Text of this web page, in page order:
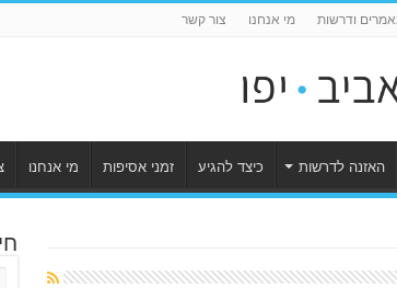
ודרשות מי אנחנו צור קשר
האזנה לדרשות כיצד להגיע זמני אסיפות מי אנחנו